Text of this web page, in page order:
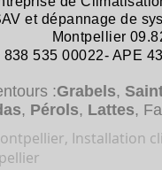
et dépannage de
Montpellier
535 00022- APE
:Grabels,
, Pérols, Lattes,
Installation